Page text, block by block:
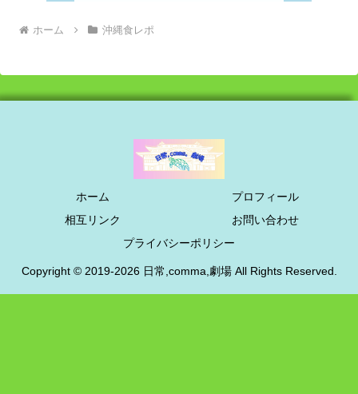
ホーム 沖縄食レポ
ホーム
プロフィール
相互リンク
お問い合わせ
プライバシーポリシー
Copyright © 2019-2026 日常,comma,劇場 All Rights Reserved.